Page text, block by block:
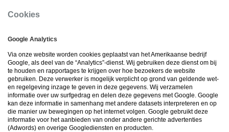
Cookies
Google Analytics
Via onze website worden cookies geplaatst van het Amerikaanse bedrijf
Google, als deel van de “Analytics”-dienst. Wij gebruiken deze dienst om bij
te houden en rapportages te krijgen over hoe bezoekers de website
gebruiken. Deze verwerker is mogelijk verplicht op grond van geldende wet-
en regelgeving inzage te geven in deze gegevens. Wij verzamelen
informatie over uw surfgedrag en delen deze gegevens met Google. Google
kan deze informatie in samenhang met andere datasets interpreteren en op
die manier uw bewegingen op het internet volgen. Google gebruikt deze
informatie voor het aanbieden van onder andere gerichte advertenties
(Adwords) en overige Googlediensten en producten.